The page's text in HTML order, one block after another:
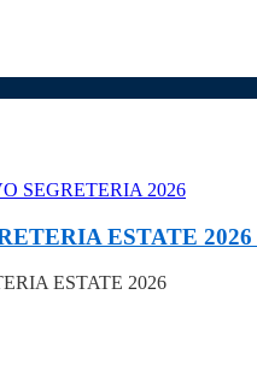
ESTATE 2026
ESTATE 2026